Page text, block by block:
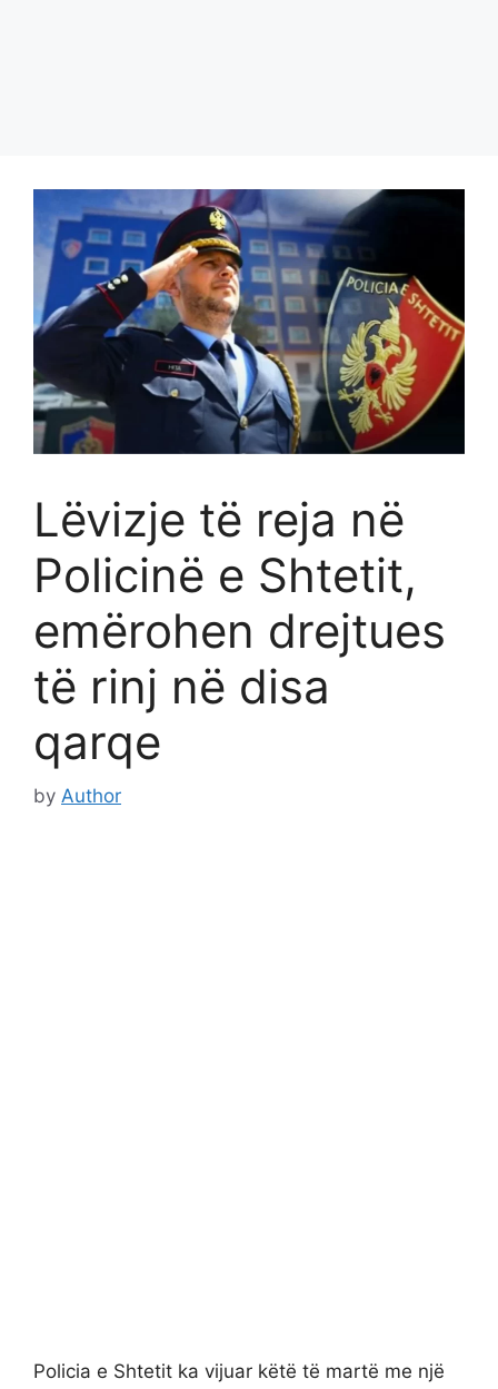
Lëvizje të reja në
Policinë e Shtetit,
emërohen drejtues
të rinj në disa
qarqe
by Author
Policia e Shtetit ka vijuar këtë të martë me një